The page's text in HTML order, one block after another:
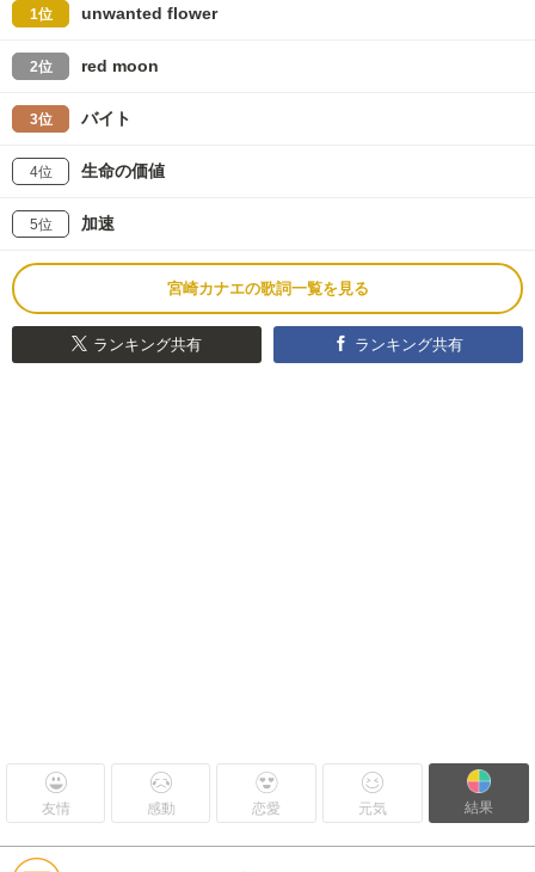
1位 unwanted flower
2位 red moon
3位 バイト
4位 生命の価値
5位 加速
宮崎カナエの歌詞一覧を見る
ランキング共有 ランキング共有
友情 感動 恋愛 元気 結果